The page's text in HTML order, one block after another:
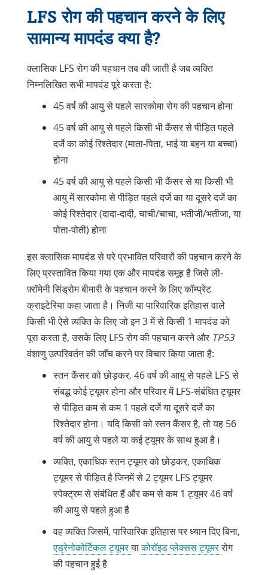
LFS रोग की पहचान करने के लिए
सामान्य मापदंड क्या है?
क्लासिक LFS रोग की पहचान तब की जाती है जब व्यक्ति
निम्नलिखित सभी मापदंड पूरे करता है:
45 वर्ष की आयु से पहले सारकोमा रोग की पहचान होना
45 वर्ष की आयु से पहले किसी भी कैंसर से पीड़ित पहले
दर्जे का कोई रिश्तेदार (माता-पिता, भाई या बहन या बच्चा)
होना
45 वर्ष की आयु से पहले किसी भी कैंसर से या किसी भी
आयु में सारकोमा से पीड़ित पहले दर्जे का या दूसरे दर्जे का
कोई रिश्तेदार (दादा-दादी, चाची/चाचा, भतीजी/भतीजा, या
पोता-पोती) होना
इस क्लासिक मापदंड से परे प्रभावित परिवारों की पहचान करने के
लिए प्रस्तावित किया गया एक और मापदंड समूह है जिसे ली-
फ़्रॉमेनी सिंड्रोम बीमारी के पहचान करने के लिए कॉम्प्रेट
क्राइटेरिया कहा जाता है। निजी या पारिवारिक इतिहास वाले
किसी भी ऐसे व्यक्ति के लिए जो इन 3 में से किसी 1 मापदंड को
पूरा करता है, उसके लिए LFS रोग की पहचान करने और TP53
वंशाणु उत्परिवर्तन की जाँच करने पर विचार किया जाता है:
स्तन कैंसर को छोड़कर, 46 वर्ष की आयु से पहले LFS से
संबद्ध कोई ट्यूमर होना और परिवार में LFS-संबंधित ट्यूमर
से पीड़ित कम से कम 1 पहले दर्जे या दूसरे दर्जे का
रिश्तेदार होना। यदि किसी को स्तन कैंसर है, तो यह 56
वर्ष की आयु से पहले या कई ट्यूमर के साथ हुआ है।
व्यक्ति, एकाधिक स्तन ट्यूमर को छोड़कर, एकाधिक
ट्यूमर से पीड़ित है जिनमें से 2 ट्यूमर LFS ट्यूमर
स्पेक्ट्रम से संबंधित हैं और कम से कम 1 ट्यूमर 46 वर्ष
की आयु से पहले हुआ है
वह व्यक्ति जिसमें, पारिवारिक इतिहास पर ध्यान दिए बिना,
एड्रेनोकोर्टिकल ट्यूमरयाकोरॉइड प्लेक्सस ट्यूमररोग
की पहचान हुई है